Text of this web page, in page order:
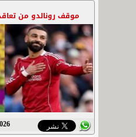
موقف رونالدو من
22/